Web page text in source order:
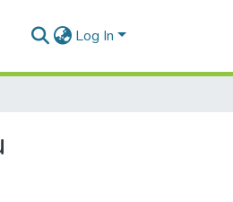
Log In